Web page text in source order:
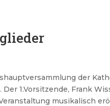
der
1.Vorsitzende, Frank
musikalisch